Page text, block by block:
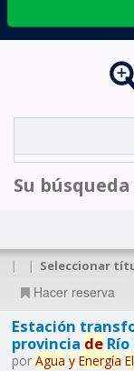
Su
| | Seleccionar
Hacer reserva
Estación
provincia deRío
por Agua y Energía